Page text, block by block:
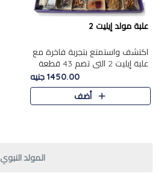
علبة مولد إيليت 2
اكتشف واستمتع بتجربة فاخرة مع
علبة إيليت 2 التي تضم 43 قطعة
تشكيلة من أرقى حلويات المولد
الشرقية المصرية الأصيلة ,معروضة
بشكل جميل في علبة أ..
1450.00 جنيه
أضف
المولد النبوي